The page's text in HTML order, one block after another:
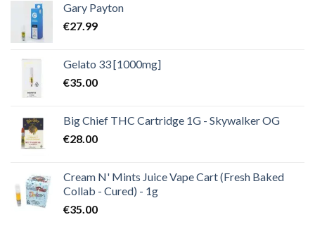
Gary Payton
€27.99
Gelato 33 [1000mg]
€35.00
Big Chief THC Cartridge 1G - Skywalker OG
€28.00
Cream N' Mints Juice Vape Cart (Fresh Baked
Collab - Cured) - 1g
€35.00